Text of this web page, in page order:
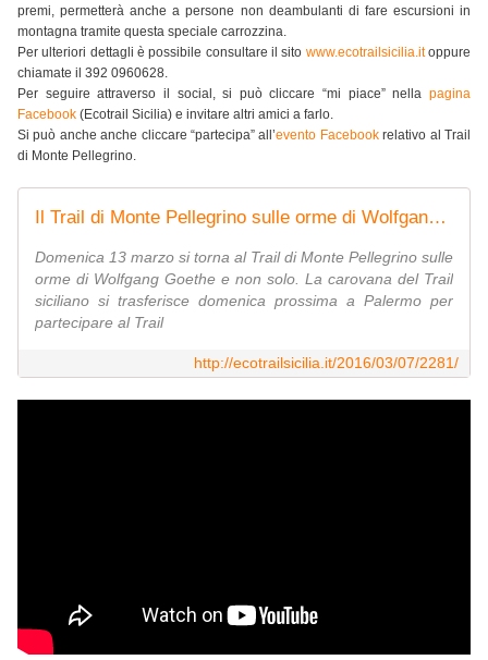
premi, permetterà anche a persone non deambulanti di fare escursioni in
montagna tramite questa speciale carrozzina.
Per ulteriori dettagli è possibile consultare il sito www.ecotrailsicilia.itoppure
chiamate il 392 0960628.
Per seguire attraverso il social, si può cliccare “mi piace” nella pagina
Facebook (Ecotrail Sicilia) e invitare altri amici a farlo.
Si può anche anche cliccare “partecipa” all’evento Facebookrelativo al Trail
di Monte Pellegrino.
Il Trail di Monte Pellegrino sulle orme di Wolfgang Goethe
Domenica 13 marzo si torna al Trail di Monte Pellegrino sulle
orme di Wolfgang Goethe e non solo. La carovana del Trail
siciliano si trasferisce domenica prossima a Palermo per
partecipare al Trail
http://ecotrailsicilia.it/2016/03/07/2281/